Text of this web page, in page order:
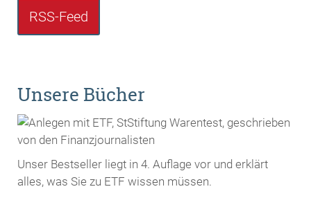
RSS-Feed
Unsere Bücher
Unser Bestseller liegt in 4. Auflage vor und erklärt
alles, was Sie zu ETF wissen müssen.